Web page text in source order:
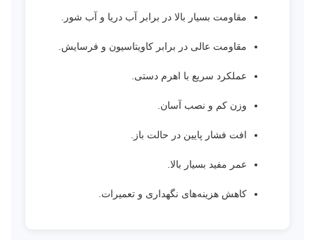
مقاومت بسیار بالا در برابر آب دریا و آب شور.
مقاومت عالی در برابر کاویتاسیون و فرسایش.
عملکرد سریع با اهرم دستی.
وزن کم و نصب آسان.
افت فشار پایین در حالت باز.
عمر مفید بسیار بالا.
کاهش هزینه‌های نگهداری و تعمیرات.